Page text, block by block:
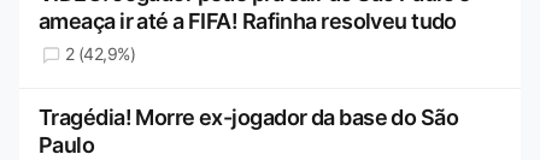
ameaça ir até a FIFA! Rafinha resolveu tudo
2 (42,9%)
Tragédia! Morre ex-jogador da base do São
Paulo